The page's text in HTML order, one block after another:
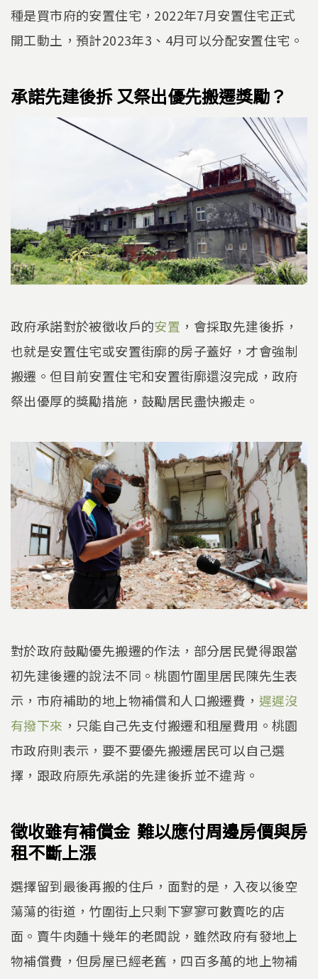
種是買市府的安置住宅，2022年7月安置住宅正式
開工動土，預計2023年3、4月可以分配安置住宅。
承諾先建後拆 又祭出優先搬遷獎勵？
政府承諾對於被徵收戶的安置 ，會採取先建後拆，
也就是安置住宅或安置街廓的房子蓋好，才會強制
搬遷。但目前安置住宅和安置街廓還沒完成，政府
祭出優厚的獎勵措施，鼓勵居民盡快搬走。
對於政府鼓勵優先搬遷的作法，部分居民覺得跟當
初先建後遷的說法不同。桃園竹圍里居民陳先生表
示，市府補助的地上物補償和人口搬遷費， 遲遲沒
有撥下來 ，只能自己先支付搬遷和租屋費用。桃園
市政府則表示，要不要優先搬遷居民可以自己選
擇，跟政府原先承諾的先建後拆並不違背。
徵收雖有補償金 難以應付周邊房價與房
租不斷上漲
選擇留到最後再搬的住戶，面對的是，入夜以後空
蕩蕩的街道，竹圍街上只剩下寥寥可數賣吃的店
面。賣牛肉麵十幾年的老闆說，雖然政府有發地上
物補償費，但房屋已經老舊，四百多萬的地上物補